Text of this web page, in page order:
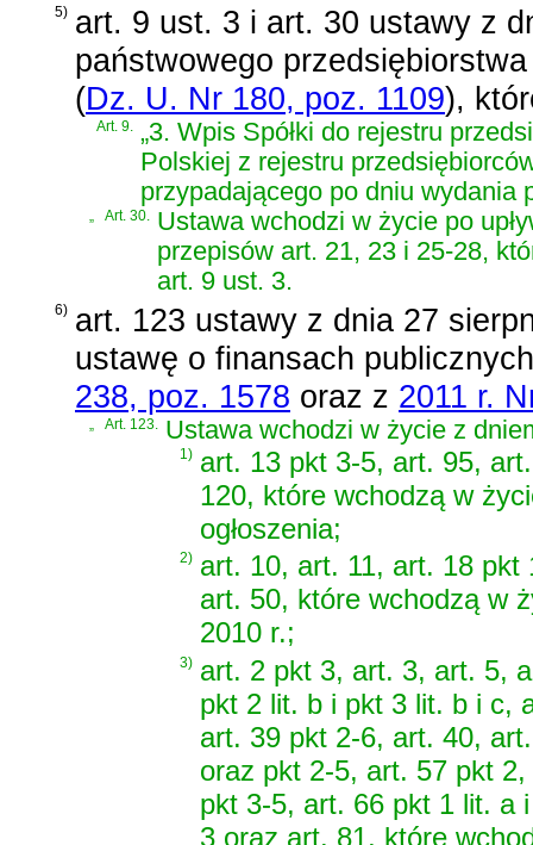
5) art. 9 ust. 3 i art. 30 ustawy z
państwowego
(Dz. U. Nr 180, poz. 1109),
Art. 9. „3. Wpis Spółki do rejestru
Polskiej z rejestru
przypadającego po dniu wydania
„ Art. 30. Ustawa wchodzi w życie po
przepisów art. 21, 23 i 25-28,
art. 9 ust. 3.
6) art. 123 ustawy z dnia 27
ustawę o finansach publicznych
238, poz. 1578 oraz z 2011 r.
Art. 123. Ustawa wchodzi w życie z
1) art. 13 pkt 3-5, art. 95,
120, które wchodzą w
ogłoszenia;
2) art. 10, art. 11, art. 18
art. 50, które wchodzą w
2010 r.;
3) art. 2 pkt 3, art. 3, art. 5,
pkt 2 lit. b i pkt 3 lit. b i c,
art. 39 pkt 2-6, art. 40,
oraz pkt 2-5, art. 57 pkt
pkt 3-5, art. 66 pkt 1 lit. a
3 oraz art. 81, które